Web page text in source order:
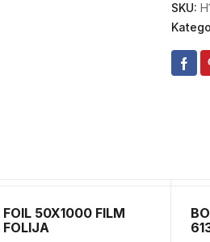
SKU:
FOIL 50X1000 FILM
FOLIJA